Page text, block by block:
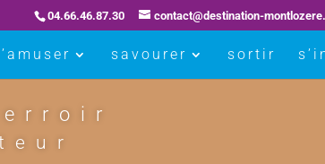
04.66.46.87.30 contact@destination-
savourer sortir